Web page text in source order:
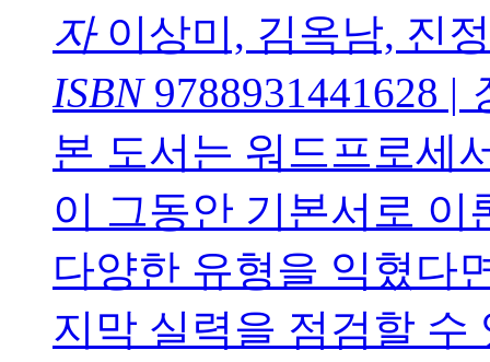
자이상미, 김옥남, 진
ISBN9788931441628 |
본 도서는 워드프로세
이 그동안 기본서로 이
다양한 유형을 익혔다
지막 실력을 점검할 수